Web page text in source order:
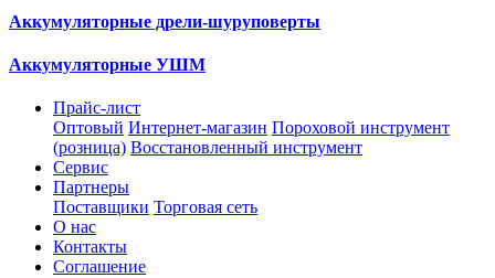
Аккумуляторные дрели-шуруповерты
Аккумуляторные УШМ
Прайс-лист
Оптовый Интернет-магазин Пороховой инструмент
(розница) Восстановленный инструмент
Сервис
Партнеры
Поставщики Торговая сеть
О нас
Контакты
Соглашение